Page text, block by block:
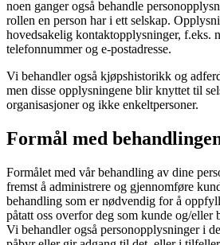
noen ganger også behandle
rollen en person har i ett selskap.
hovedsakelig kontaktopplysninger, f.eks.
telefonnummer og e-postadresse.
Vi behandler også kjøpshistorikk og
men disse opplysningene blir knyttet til
organisasjoner og ikke enkeltpersoner.
Formål med
Formålet med vår behandling av dine
fremst å administrere og gjennomføre
behandling som er nødvendig for å
påtatt oss overfor deg som kunde og/eller
Vi behandler også personopplysninger i